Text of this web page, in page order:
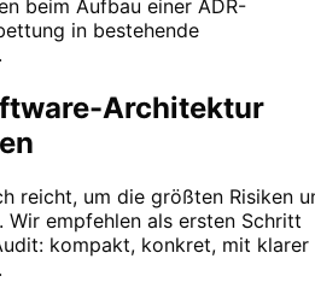
beim Aufbau einer ADR-
in bestehende
Architektur
reicht, um die größten Risiken
empfehlen als ersten Schritt
kompakt, konkret, mit klarer